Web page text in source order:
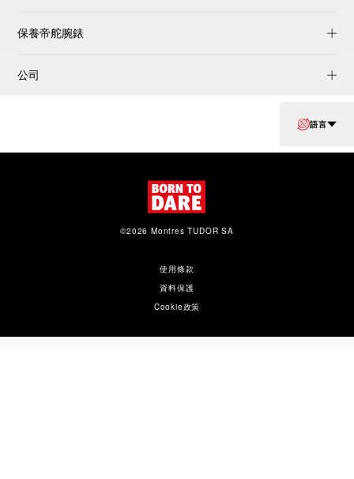
保養帝舵腕錶
公司
語言
使用條款
資料保護
Cookie政策
©2026 Montres TUDOR SA